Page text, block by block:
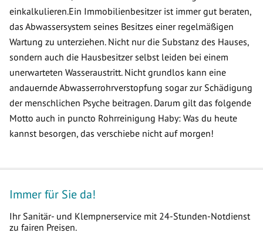
einkalkulieren.Ein Immobilienbesitzer ist immer gut beraten,
das Abwassersystem seines Besitzes einer regelmäßigen
Wartung zu unterziehen. Nicht nur die Substanz des Hauses,
sondern auch die Hausbesitzer selbst leiden bei einem
unerwarteten Wasseraustritt. Nicht grundlos kann eine
andauernde Abwasserrohrverstopfung sogar zur Schädigung
der menschlichen Psyche beitragen. Darum gilt das folgende
Motto auch in puncto Rohrreinigung Haby: Was du heute
kannst besorgen, das verschiebe nicht auf morgen!
Immer für Sie da!
Ihr Sanitär- und Klempnerservice mit 24-Stunden-Notdienst
zu fairen Preisen.